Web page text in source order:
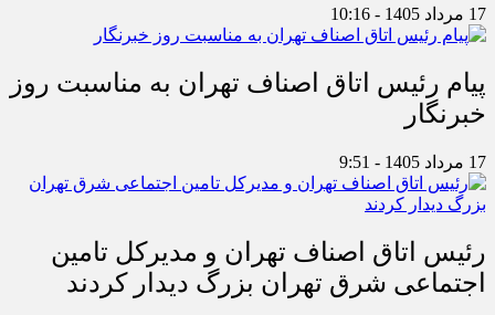
17 مرداد 1405 - 10:16
پیام رئیس اتاق اصناف تهران به مناسبت روز
خبرنگار
17 مرداد 1405 - 9:51
رئیس اتاق اصناف تهران و مدیرکل تامین
اجتماعی شرق تهران بزرگ دیدار کردند